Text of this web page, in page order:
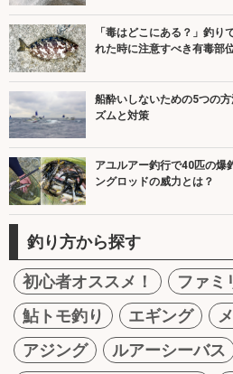
「毒はどこにある？」釣
れた時に注意すべき有毒部
船酔いしないための5つの
ズムと対策
アユルアー釣行で40匹の爆
ングロッドの威力とは？
釣り方から探す
初心者オススメ！
ファミ
鮎トモ釣り
エギング
アジング
ルアーシーバス